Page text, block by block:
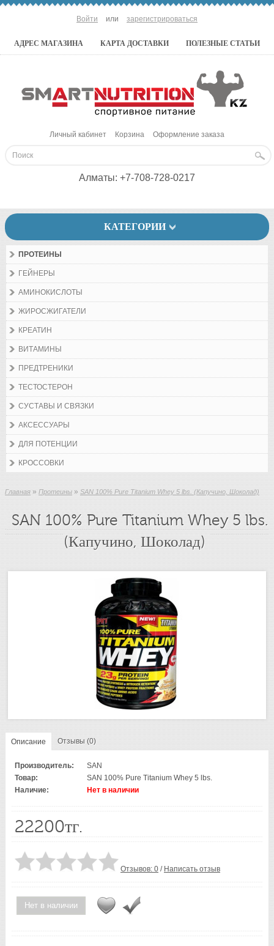
Войти или зарегистрироваться
АДРЕС МАГАЗИНА КАРТА ДОСТАВКИ ПОЛЕЗНЫЕ СТАТЬИ
Личный кабинет Корзина Оформление заказа
Алматы: +7-708-728-0217
КАТЕГОРИИ
ПРОТЕИНЫ
ГЕЙНЕРЫ
АМИНОКИСЛОТЫ
ЖИРОСЖИГАТЕЛИ
КРЕАТИН
ВИТАМИНЫ
ПРЕДТРЕНИКИ
ТЕСТОСТЕРОН
СУСТАВЫ И СВЯЗКИ
АКСЕССУАРЫ
ДЛЯ ПОТЕНЦИИ
КРОССОВКИ
Главная » Протеины » SAN 100% Pure Titanium Whey 5 lbs. (Капучино, Шоколад)
SAN 100% Pure Titanium Whey 5 lbs.
(Капучино, Шоколад)
Описание Отзывы (0)
Производитель:
SAN
Товар:
SAN 100% Pure Titanium Whey 5 lbs.
Наличие:
Нет в наличии
22200тг.
Отзывов: 0 / Написать отзыв
Нет в наличии